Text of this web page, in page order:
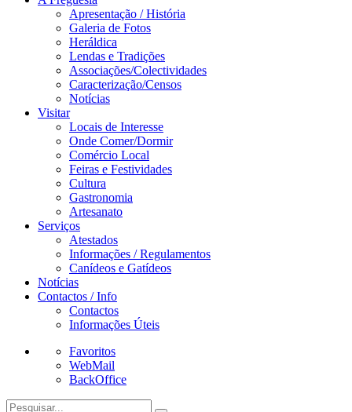
Apresentação / História
Galeria de Fotos
Heráldica
Lendas e Tradições
Associações/Colectividades
Caracterização/Censos
Notícias
Visitar
Locais de Interesse
Onde Comer/Dormir
Comércio Local
Feiras e Festividades
Cultura
Gastronomia
Artesanato
Serviços
Atestados
Informações / Regulamentos
Canídeos e Gatídeos
Notícias
Contactos / Info
Contactos
Informações Úteis
Favoritos
WebMail
BackOffice